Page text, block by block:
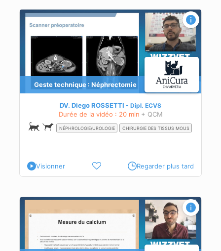
Geste technique : Néphrectomie
DV. Diego ROSSETTI Dipl. ECVS
Durée de la vidéo : 20 min + QCM
NÉPHROLOGIE/UROLOGIE CHIRURGIE DES TISSUS MOUS
Visionner Regarder plus tard